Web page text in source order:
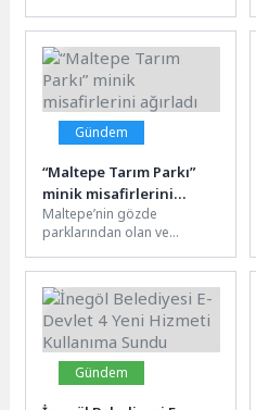
Arş. Gör. Dr. Hatice Çolak
Çetinkaya,...
Gündem
“Maltepe Tarım Parkı”
minik misafirlerini
ağırladı
Maltepe’nin gözde
parklarından olan ve
sevdirmek için Maltepe
Belediyesi’nce kurulan
“Çocuk...
Gündem